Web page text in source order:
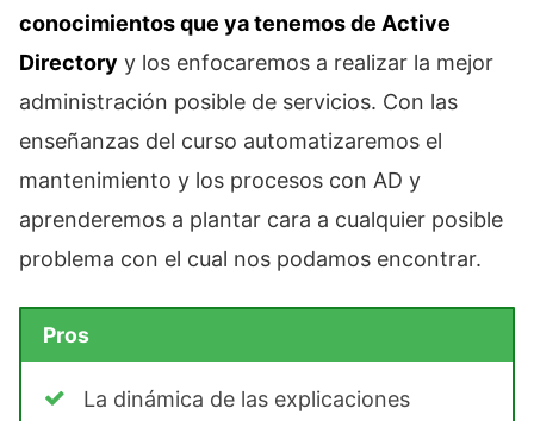
conocimientos que ya tenemos de Active
Directory y los enfocaremos a realizar la mejor
administración posible de servicios. Con las
enseñanzas del curso automatizaremos el
mantenimiento y los procesos con AD y
aprenderemos a plantar cara a cualquier posible
problema con el cual nos podamos encontrar.
Pros
La dinámica de las explicaciones